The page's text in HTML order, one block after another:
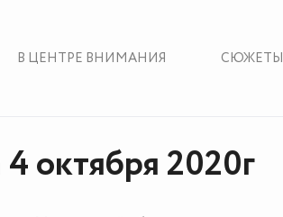
В ЦЕНТРЕ ВНИМАНИЯ СЮЖЕТЫ
октября 2020г